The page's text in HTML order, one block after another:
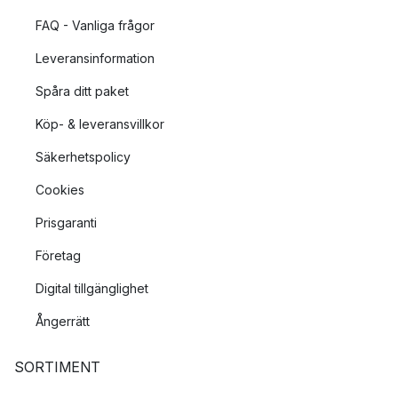
FAQ - Vanliga frågor
Leveransinformation
Spåra ditt paket
Köp- & leveransvillkor
Säkerhetspolicy
Cookies
Prisgaranti
Företag
Digital tillgänglighet
Ångerrätt
SORTIMENT